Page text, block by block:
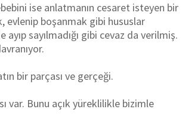
ise anlatmanın cesaret isteyen bir
evlenip boşanmak gibi hususlar
sayılmadığı gibi cevaz da verilmiş.
bir parçası ve gerçeği.
var. Bunu açık yüreklilikle bizimle